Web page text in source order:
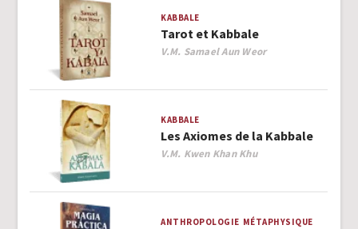
KABBALE
Tarot et Kabbale
Author
V.M. Samael Aun Weor
KABBALE
Les Axiomes de la Kabbale
Author
V.M. Kwen Khan Khu
ANTHROPOLOGIE MÉTAPHYSIQUE